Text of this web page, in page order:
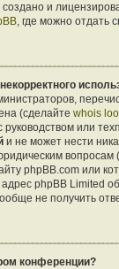
и
, где можно отдать
(сделайте whois
руководством или
и не может нести
вопросам
phpBB.com или
phpBB Limited
не получить
конференции?